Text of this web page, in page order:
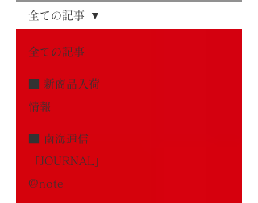
全ての記事
■ 新商品入荷
情報
■ 南海通信
「JOURNAL」
@note
全ての記事